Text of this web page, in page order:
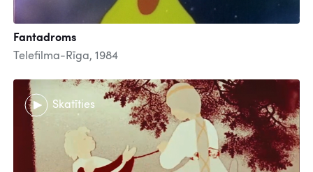
Fantadroms
Telefilma-Rīga, 1984
Skatīties